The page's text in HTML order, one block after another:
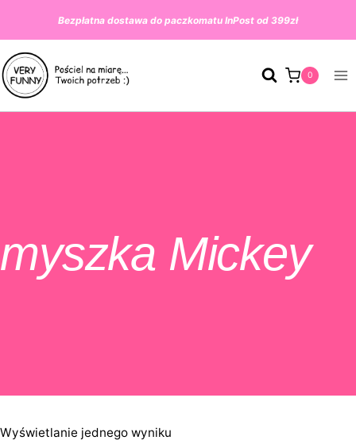
treści
Bezpłatna dostawa do paczkomatu InPost od 399zł
0
myszka Mickey
Wyświetlanie jednego wyniku